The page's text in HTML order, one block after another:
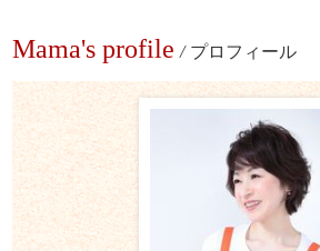
Mama's profile / プロフィール